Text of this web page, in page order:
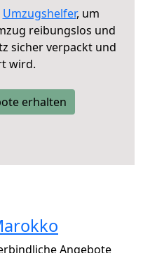
Umzugshelfer, um
reibungslos und
sicher verpackt und
wird.
erhalten
Angebote